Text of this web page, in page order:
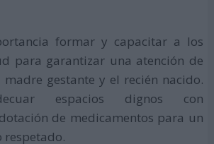
formar y capacitar a los
para garantizar una atención de
gestante y el recién nacido.
espacios dignos con
de medicamentos para un